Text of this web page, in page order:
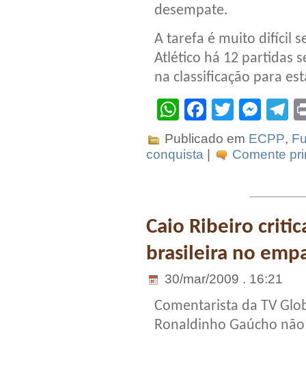
desempate.
A tarefa é muito difícil
Atlético há 12 partidas
na classificação para
WhatsApp
Facebook
Twitter
Publicado em ECPP,
conquista | Comente
Caio Ribeiro
brasileira no
30/mar/2009 . 16:21
Comentarista da TV
Ronaldinho Gaúcho